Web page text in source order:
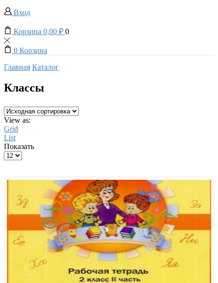
Вход
Корзина 0,00 ₽ 0
0 Корзина
Главная Каталог
Классы
View as:
Grid
List
Показать
Products